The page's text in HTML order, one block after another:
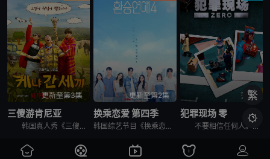
更新至第3集
三傻游肯尼亚
韩国真人秀《三傻游肯尼亚》讲述了：李寿根、殷志源和曹圭贤在肯尼亚重聚，开启一段意想不到的旅行冒险之旅。在令人叹为观止的非洲荒野背景下，展现他们标志性的机智幽默、轻松打趣和深厚友谊。
更新至第2集
换乘恋爱 第四季
韩国综艺节目《换乘恋爱 第四季》。
完结
犯罪现场 零
不要相信任何人。任何人都有可能成为犯人。在6名玩家之间展开的异想天开的推理战争。超越韩国，将迎来吸引全球观众的传奇角色扮演推理综艺的新篇章。
繁
